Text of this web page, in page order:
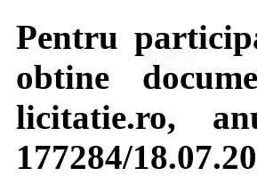
Pentru
obtine
licitatie.ro,
177284/